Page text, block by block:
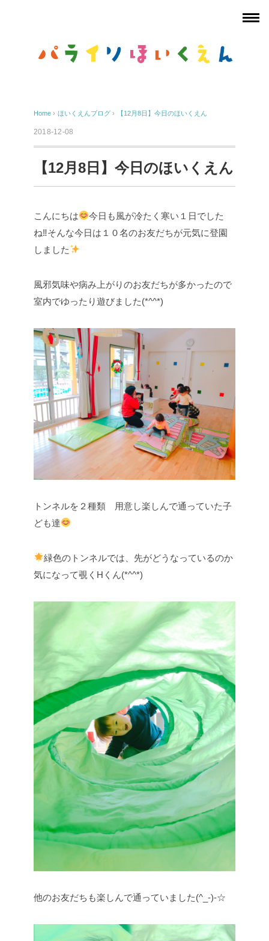
Home › ほいくえんブログ › 【12月8日】今日のほいくえん
2018-12-08
【12月8日】今日のほいくえん
こんにちは
今日も風が冷たく寒い１日でした
ね‼そんな今日は１０名のお友だちが元気に登園
しました
風邪気味や病み上がりのお友だちが多かったので
室内でゆったり遊びました(*^^*)
トンネルを２種類 用意し楽しんで通っていた子
ども達
緑色のトンネルでは、先がどうなっているのか
気になって覗くHくん(*^^*)
他のお友だちも楽しんで通っていました(^_-)-☆